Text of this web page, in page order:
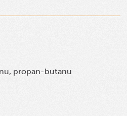
propan-butanu